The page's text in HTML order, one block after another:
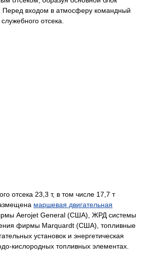
Перед входом в атмосферу командный
отсека.
отсека 23,3 т, в том числе 17,7 т
маршевая двигательная
Aerojet General (США), ЖРД системы
фирмы Marquardt (США), топливные
установок и энергетическая
кислородных топливных элементах.